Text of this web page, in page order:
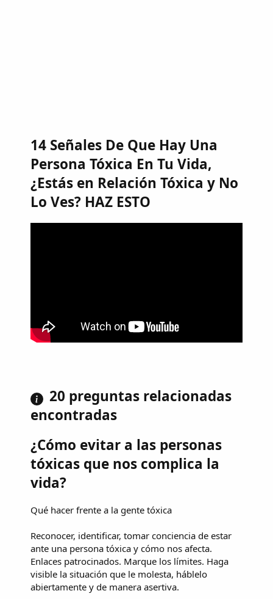
14 Señales De Que Hay Una
Persona Tóxica En Tu Vida,
¿Estás en Relación Tóxica y No
Lo Ves? HAZ ESTO
20 preguntas relacionadas
encontradas
¿Cómo evitar a las personas
tóxicas que nos complica la
vida?
Qué hacer frente a la gente tóxica
Reconocer, identificar, tomar conciencia de estar
ante una persona tóxica y cómo nos afecta.
Enlaces patrocinados. Marque los límites. Haga
visible la situación que le molesta, háblelo
abiertamente y de manera asertiva.